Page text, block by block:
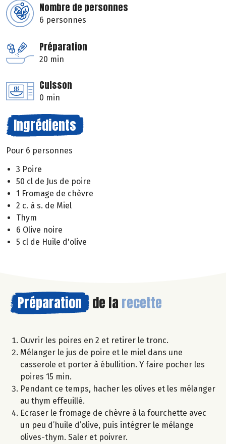
Nombre de personnes
6 personnes
Préparation
20 min
Cuisson
0 min
Ingrédients
Pour 6 personnes
3 Poire
50 cl de Jus de poire
1 Fromage de chèvre
2 c. à s. de Miel
Thym
6 Olive noire
5 cl de Huile d'olive
Préparation de la recette
Ouvrir les poires en 2 et retirer le tronc.
Mélanger le jus de poire et le miel dans une
casserole et porter à ébullition. Y faire pocher les
poires 15 min.
Pendant ce temps, hacher les olives et les mélanger
au thym effeuillé.
Ecraser le fromage de chèvre à la fourchette avec
un peu d’huile d’olive, puis intégrer le mélange
olives-thym. Saler et poivrer.